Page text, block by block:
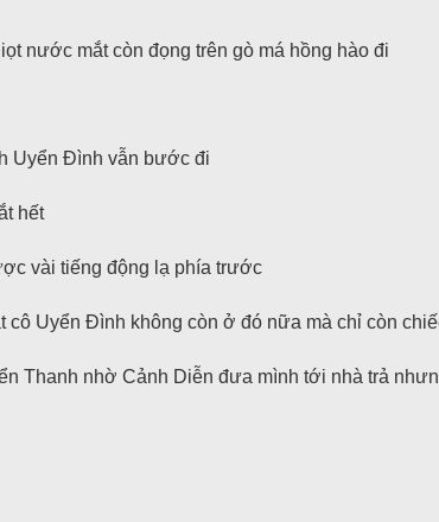
nước mắt còn đọng trên gò má hồng hào đi
Uyển Đình vẫn bước đi
hết
vài tiếng động lạ phía trước
cô Uyển Đình không còn ở đó nữa mà chỉ còn
Thanh nhờ Cảnh Diễn đưa mình tới nhà trả